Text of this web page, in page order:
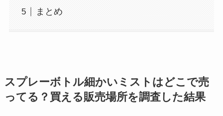
まとめ
スプレーボトル細かいミストはどこで売
ってる？買える販売場所を調査した結果